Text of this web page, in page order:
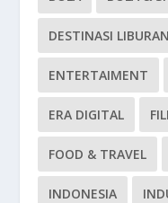
DESTINASI LIBURAN
ENTERTAIMENT
ERA DIGITAL
FOOD & TRAVEL
INDONESIA